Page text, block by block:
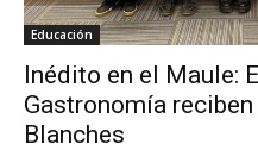
Educación
Inédito en el Maule:
Gastronomía
Blanches